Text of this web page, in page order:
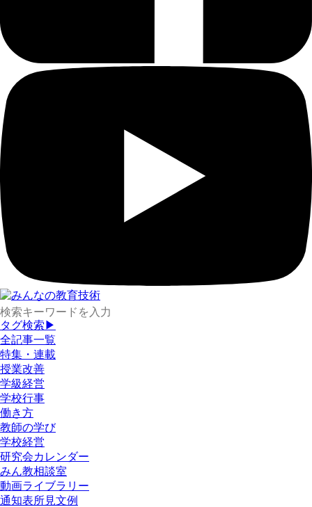
タグ検索▶
全記事一覧
特集・連載
授業改善
学級経営
学校行事
働き方
教師の学び
学校経営
研究会カレンダー
みん教相談室
動画ライブラリー
通知表所見文例